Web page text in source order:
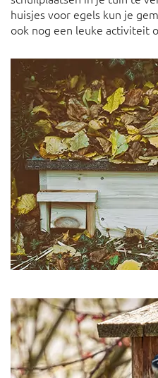
huisjes voor egels kun je
ook nog een leuke activiteit